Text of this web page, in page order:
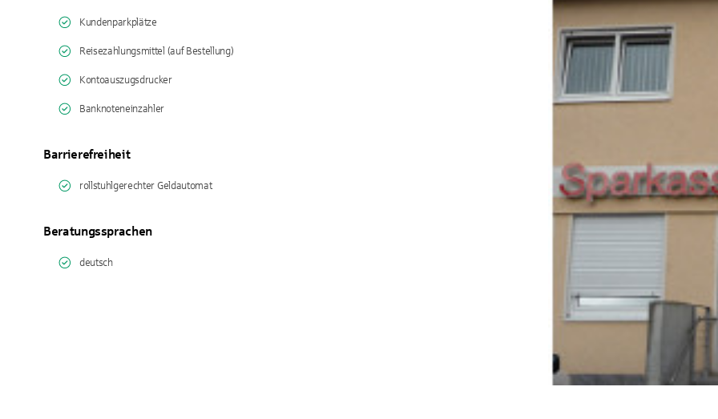
Kundenparkplätze
Reisezahlungsmittel (auf Bestellung)
Kontoauszugsdrucker
Banknoteneinzahler
Barrierefreiheit
rollstuhlgerechter Geldautomat
Beratungssprachen
deutsch